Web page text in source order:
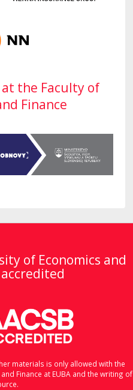
the Faculty of
Finance
of Economics and
materials is only allowed with the
Finance at EUBA and the writing of